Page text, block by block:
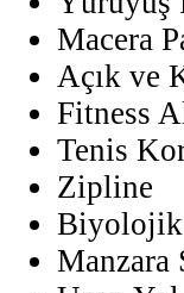
Macera
Açık ve
Fitness
Tenis
Zipline
Biyolojik
Manzara